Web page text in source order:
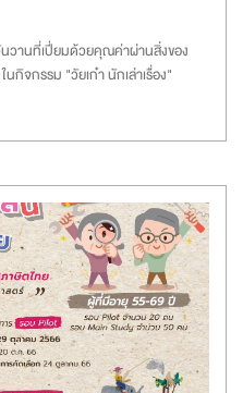
นวานที่เปี่ยมด้วยคุณค่าผ่านสิ่งของ
จกรรม "วัยเก๋า นักเล่าเรื่อง"